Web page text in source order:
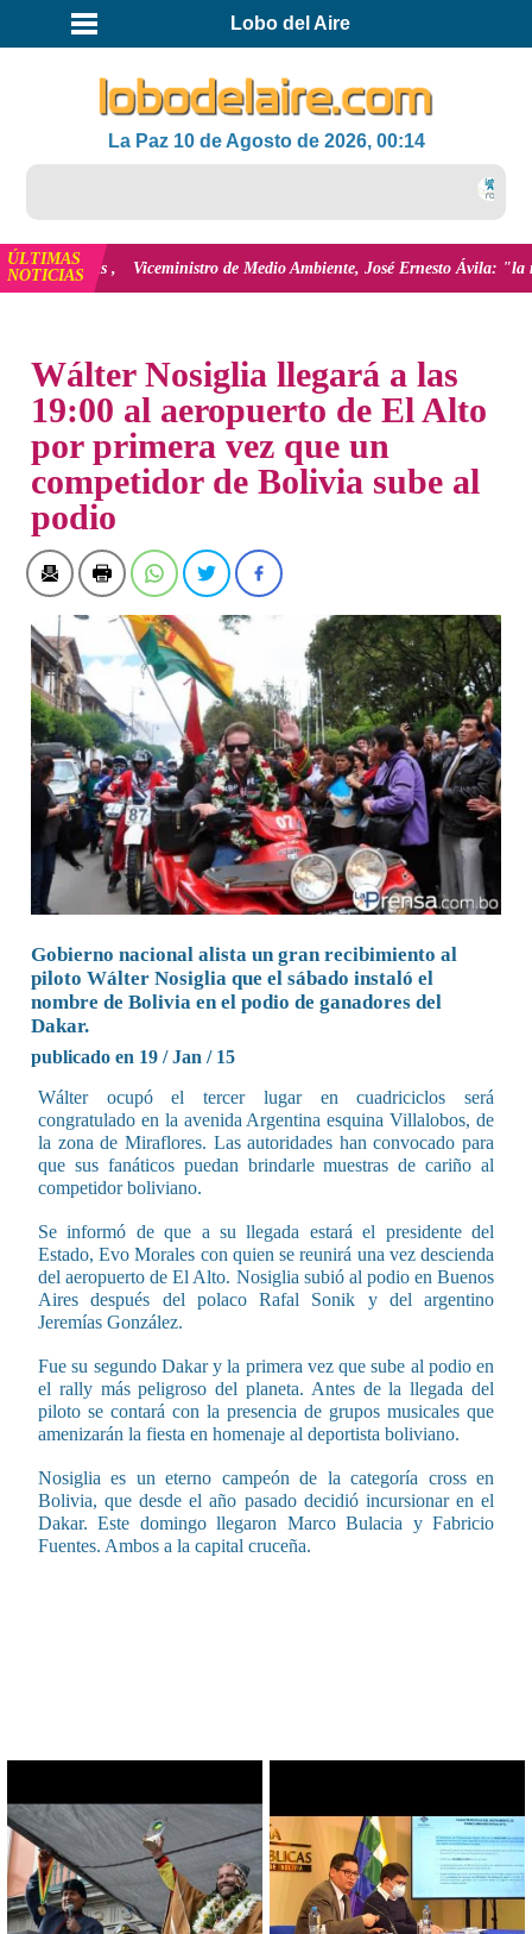
Lobo del Aire
La Paz 10 de Agosto de 2026, 00:14
ÚLTIMAS
NOTICIAS
más Viceministro de Medio Ambiente, José Ernesto Ávila: "la
Wálter Nosiglia llegará a las
19:00 al aeropuerto de El Alto
por primera vez que un
competidor de Bolivia sube al
podio
Gobierno nacional alista un gran recibimiento al
piloto Wálter Nosiglia que el sábado instaló el
nombre de Bolivia en el podio de ganadores del
Dakar.
publicado en 19 / Jan / 15
Wálter ocupó el tercer lugar en cuadriciclos será
congratulado en la avenida Argentina esquina Villalobos, de
la zona de Miraflores. Las autoridades han convocado para
que sus fanáticos puedan brindarle muestras de cariño al
competidor boliviano.
Se informó de que a su llegada estará el presidente del
Estado, Evo Morales con quien se reunirá una vez descienda
del aeropuerto de El Alto. Nosiglia subió al podio en Buenos
Aires después del polaco Rafal Sonik y del argentino
Jeremías González.
Fue su segundo Dakar y la primera vez que sube al podio en
el rally más peligroso del planeta. Antes de la llegada del
piloto se contará con la presencia de grupos musicales que
amenizarán la fiesta en homenaje al deportista boliviano.
Nosiglia es un eterno campeón de la categoría cross en
Bolivia, que desde el año pasado decidió incursionar en el
Dakar. Este domingo llegaron Marco Bulacia y Fabricio
Fuentes. Ambos a la capital cruceña.